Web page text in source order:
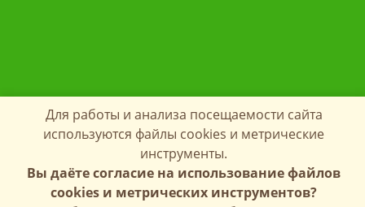
Для работы и анализа посещаемости сайта
используются файлы cookies и метрические
инструменты.
Вы даёте согласие на использование файлов
cookies и метрических инструментов?